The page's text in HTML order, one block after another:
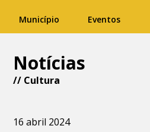
Município Eventos
Notícias
// Cultura
16 abril 2024